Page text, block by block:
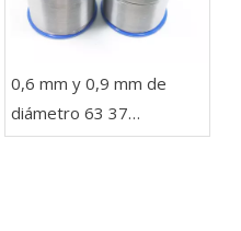
0,6 mm y 0,9 mm de
diámetro 63 37
Soldadura de alambre